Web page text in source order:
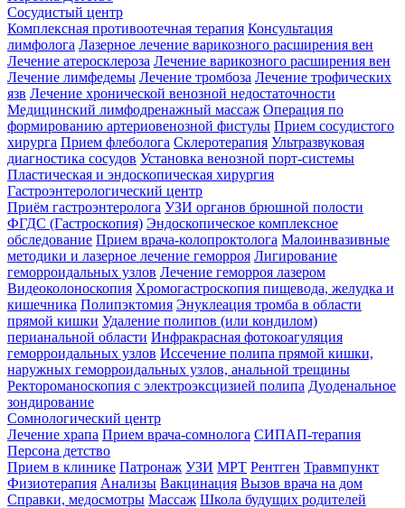
Сосудистый центр
Комплексная противоотечная терапия Консультация
лимфолога Лазерное лечение варикозного расширения вен
Лечение атеросклероза Лечение варикозного расширения вен
Лечение лимфедемы Лечение тромбоза Лечение трофических
язв Лечение хронической венозной недостаточности
Медицинский лимфодренажный массаж Операция по
формированию артериовенозной фистулы Прием сосудистого
хирурга Прием флеболога Склеротерапия Ультразвуковая
диагностика сосудов Установка венозной порт-системы
Пластическая и эндоскопическая хирургия
Гастроэнтерологический центр
Приём гастроэнтеролога УЗИ органов брюшной полости
ФГДС (Гастроскопия) Эндоскопическое комплексное
обследование Прием врача-колопроктолога Малоинвазивные
методики и лазерное лечение геморроя Лигирование
геморроидальных узлов Лечение геморроя лазером
Видеоколоноскопия Хромогастроскопия пищевода, желудка и
кишечника Полипэктомия Энуклеация тромба в области
прямой кишки Удаление полипов (или кондилом)
перианальной области Инфракрасная фотокоагуляция
геморроидальных узлов Иссечение полипа прямой кишки,
наружных геморроидальных узлов, анальной трещины
Ректороманоскопия с электроэксцизией полипа Дуоденальное
зондирование
Сомнологический центр
Лечение храпа Прием врача-сомнолога СИПАП-терапия
Персона детство
Прием в клинике Патронаж УЗИ МРТ Рентген Травмпункт
Физиотерапия Анализы Вакцинация Вызов врача на дом
Справки, медосмотры Массаж Школа будущих родителей